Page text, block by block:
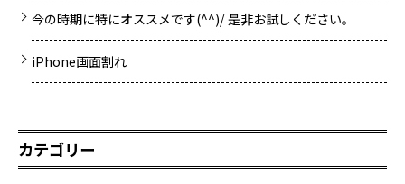
今の時期に特にオススメです(^^)/ 是非お試しください。
iPhone画面割れ
カテゴリー